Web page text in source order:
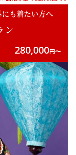
も着たい方へ
ン
280,000円〜